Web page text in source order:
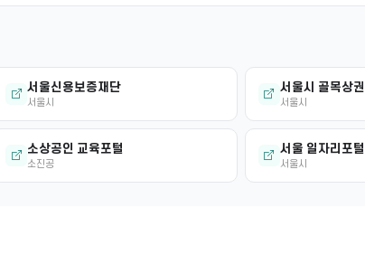
서울신용보증재단
서울시
서울시 골목상
서울시
소상공인 교육포털
소진공
서울 일자리포털
서울시